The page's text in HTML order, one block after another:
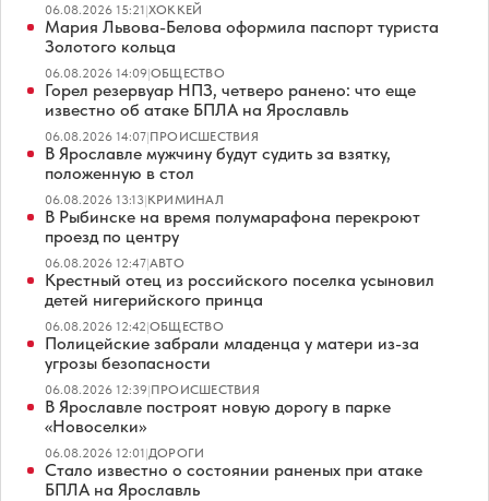
06.08.2026 15:21|ХОККЕЙ
Мария Львова-Белова оформила паспорт туриста
Золотого кольца
06.08.2026 14:09|ОБЩЕСТВО
Горел резервуар НПЗ, четверо ранено: что еще
известно об атаке БПЛА на Ярославль
06.08.2026 14:07|ПРОИСШЕСТВИЯ
В Ярославле мужчину будут судить за взятку,
положенную в стол
06.08.2026 13:13|КРИМИНАЛ
В Рыбинске на время полумарафона перекроют
проезд по центру
06.08.2026 12:47|АВТО
Крестный отец из российского поселка усыновил
детей нигерийского принца
06.08.2026 12:42|ОБЩЕСТВО
Полицейские забрали младенца у матери из-за
угрозы безопасности
06.08.2026 12:39|ПРОИСШЕСТВИЯ
В Ярославле построят новую дорогу в парке
«Новоселки»
06.08.2026 12:01|ДОРОГИ
Стало известно о состоянии раненых при атаке
БПЛА на Ярославль